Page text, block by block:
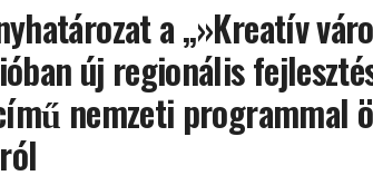
a „»Kreatív
új regionális
nemzeti programmal